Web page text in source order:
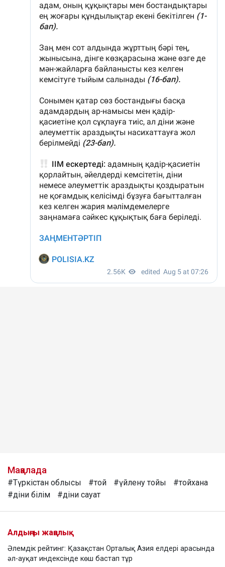
Мақалада
#Түркістан облысы #той #үйлену тойы
#тойхана
#діни білім
#діни сауат
Алдыңғы жаңалық
Әлемдік рейтинг: Қазақстан Орталық Азия елдері арасында
әл-ауқат индексінде көш бастап тұр